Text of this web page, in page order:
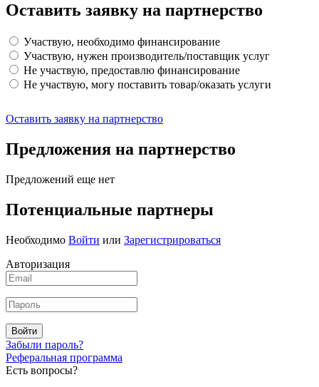
Оставить заявку на партнерство
Участвую, необходимо финансирование
Участвую, нужен производитель/поставщик услуг
Не участвую, предоставлю финансирование
Не участвую, могу поставить товар/оказать услуги
Оставить заявку на партнерство
Предложения на партнерство
Предложений еще нет
Потенциальные партнеры
Необходимо Войти или Зарегистрироваться
Авторизация
Войти
Забыли пароль?
Реферальная программа
Есть вопросы?